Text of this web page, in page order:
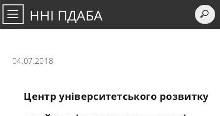
ННІ ПДАБА
04.07.2018
Центр університетського розвитку